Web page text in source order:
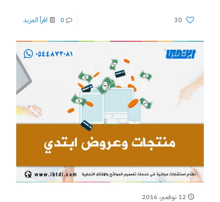
30
0 اقرأ المزيد
12 نوفمبر، 2016